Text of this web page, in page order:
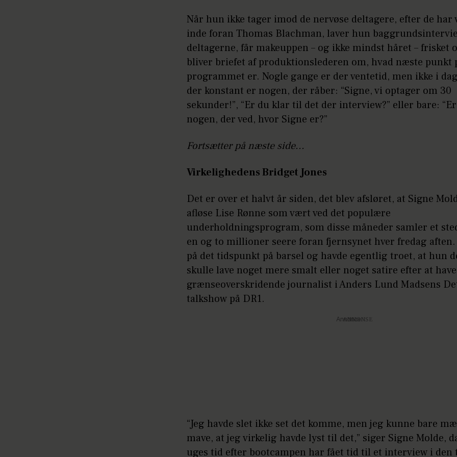
Når hun ikke tager imod de nervøse deltagere, efter de
inde foran Thomas Blachman, laver hun
deltagerne, får makeuppen – og ikke mindst håret – frisket
bliver briefet af produktionslederen om, hvad næste punkt
programmet er. Nogle gange er der ventetid, men ikke i
der konstant er nogen, der råber: “Signe, vi optager om 30
sekunder!”, “Er du klar til det der interview?” eller bare:
nogen, der ved, hvor Signe er?”
Fortsætter på næste side...
Virkelighedens Bridget Jones
Det er over et halvt år siden, det blev afsløret, at Signe
afløse Lise Rønne som vært ved det populære
underholdningsprogram, som disse måneder samler et
en og to millioner seere foran fjernsynet hver fredag
på det tidspunkt på barsel og havde egentlig troet, at hun
skulle lave noget mere smalt eller noget satire efter at
grænseoverskridende journalist i Anders Lund Madsens
talkshow på DR1.
Annonce
“Jeg havde slet ikke set det komme, men jeg kunne bare
mave, at jeg virkelig havde lyst til det,” siger Signe Molde,
uges tid efter bootcampen har fået tid til et interview i den